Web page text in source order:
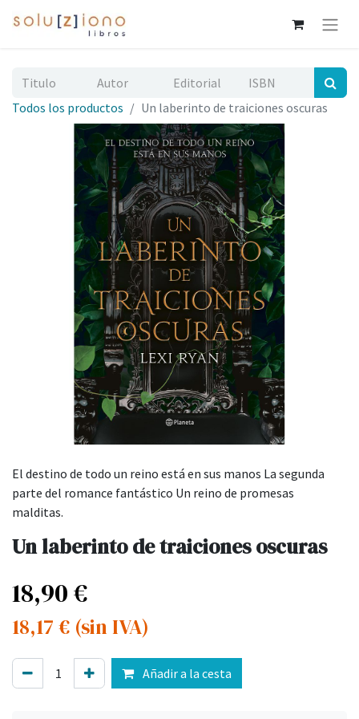
Todos los productos Un laberinto de traiciones oscuras
El destino de todo un reino está en sus manos La segunda
parte del romance fantástico Un reino de promesas
malditas.
Un laberinto de traiciones oscuras
18,90€
18,17 € (sin IVA)
Añadir a la cesta